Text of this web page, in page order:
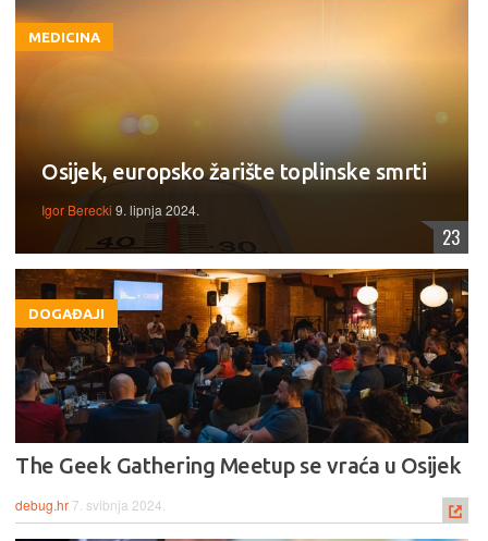
MEDICINA
Osijek, europsko žarište toplinske smrti
Igor Berecki 9. lipnja 2024.
23
DOGAĐAJI
The Geek Gathering Meetup se vraća u Osijek
debug.hr 7. svibnja 2024.